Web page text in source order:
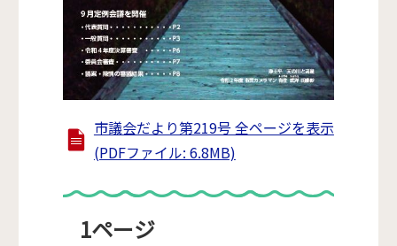
市議会だより第219号 全ページを表示
(PDFファイル: 6.8MB)
1ページ